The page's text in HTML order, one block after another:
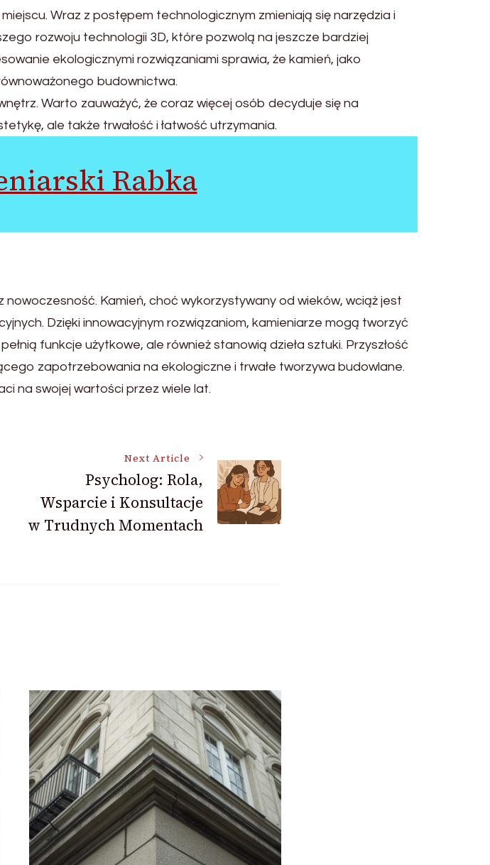
Wraz z postępem technologicznym zmieniają się narzędzia i
rozwoju technologii 3D, które pozwolą na jeszcze bardziej
ekologicznymi rozwiązaniami sprawia, że kamień, jako
budownictwa.
Warto zauważyć, że coraz więcej osób decyduje się na
ale także trwałość i łatwość utrzymania.
Rabka
Kamień, choć wykorzystywany od wieków, wciąż jest
Dzięki innowacyjnym rozwiązaniom, kamieniarze mogą tworzyć
funkcje użytkowe, ale również stanowią dzieła sztuki. Przyszłość
zapotrzebowania na ekologiczne i trwałe tworzywa budowlane.
na swojej wartości przez wiele lat.
Next Article
Psycholog: Rola,
Wsparcie i Konsultacje
w Trudnych Momentach